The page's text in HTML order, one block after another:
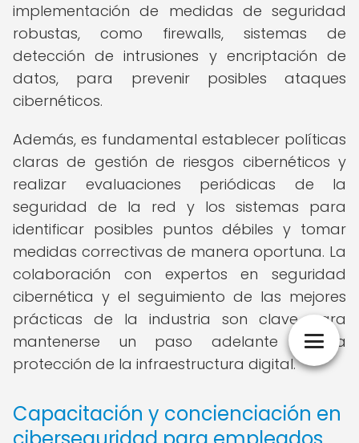
implementación de medidas de seguridad
robustas, como firewalls, sistemas de
detección de intrusiones y encriptación de
datos, para prevenir posibles ataques
cibernéticos.
Además, es fundamental establecer políticas
claras de gestión de riesgos cibernéticos y
realizar evaluaciones periódicas de la
seguridad de la red y los sistemas para
identificar posibles puntos débiles y tomar
medidas correctivas de manera oportuna. La
colaboración con expertos en seguridad
cibernética y el seguimiento de las mejores
prácticas de la industria son clave para
mantenerse un paso adelante en la
protección de la infraestructura digital.
Capacitación y concienciación en